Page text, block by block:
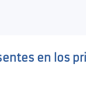
en los